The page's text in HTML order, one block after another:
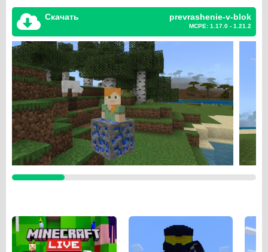
Скачать prevrashenie-v-blok
MCPE: 1.17.0 - 1.21.2